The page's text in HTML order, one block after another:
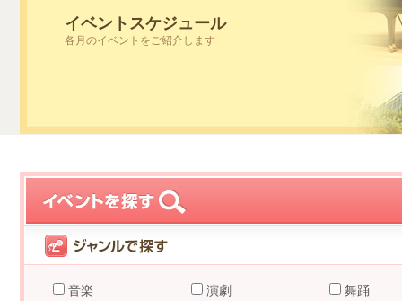
イベントスケジュール
各月のイベントをご紹介します
音楽 演劇
舞踊